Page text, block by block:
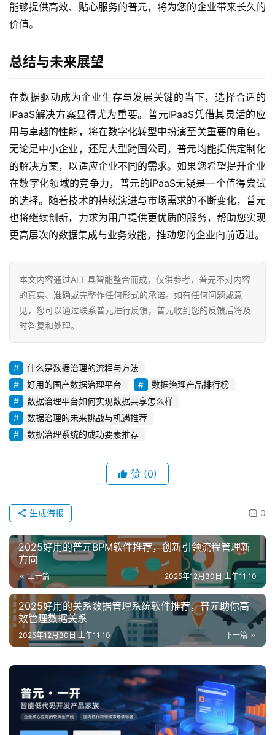
能够提供高效、贴心服务的普元，将为您的企业带来长久的
价值。
总结与未来展望
在数据驱动成为企业生存与发展关键的当下，选择合适的
iPaaS解决方案显得尤为重要。普元iPaaS凭借其灵活的应
用与卓越的性能，将在数字化转型中扮演至关重要的角色。
无论是中小企业，还是大型跨国公司，普元均能提供定制化
的解决方案，以适应企业不同的需求。如果您希望提升企业
在数字化领域的竞争力，普元的iPaaS无疑是一个值得尝试
的选择。随着技术的持续演进与市场需求的不断变化，普元
也将继续创新，力求为用户提供更优质的服务，帮助您实现
更高层次的数据集成与业务效能，推动您的企业向前迈进。
本文内容通过AI工具智能整合而成，仅供参考，普元不对内容
的真实、准确或完整作任何形式的承诺。如有任何问题或意
见，您可以通过联系普元进行反馈，普元收到您的反馈后将及
时答复和处理。
什么是数据治理的流程与方法
好用的国产数据治理平台
数据治理产品排行榜
数据治理平台如何实现数据共享怎么样
数据治理的未来挑战与机遇推荐
数据治理系统的成功要素推荐
赞 (0)
0
生成海报
2025好用的普元BPM软件推荐，创新引领流程管理新
方向
上一篇 2025年12月30日 上午11:10
2025好用的关系数据管理系统软件推荐，普元助你高
效管理数据关系
下一篇
2025年12月30日 上午11:10